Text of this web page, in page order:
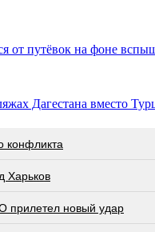
от путёвок на фоне
Дагестана вместо
конфликта
Харьков
прилетел новый удар